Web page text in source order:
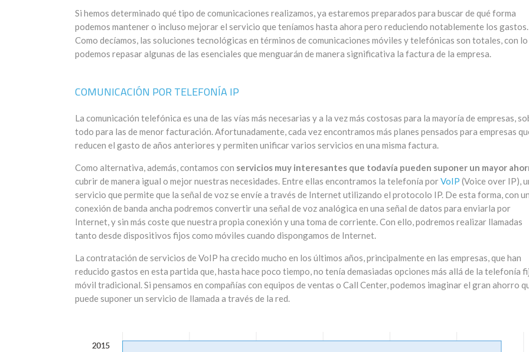
Si hemos determinado qué tipo de comunicaciones realizamos, ya estaremos preparados para buscar de qué forma
podemos mantener o incluso mejorar el servicio que teníamos hasta ahora pero reduciendo notablemente los gastos.
Como decíamos, las soluciones tecnológicas en términos de comunicaciones móviles y telefónicas son totales, con
podemos repasar algunas de las esenciales que menguarán de manera significativa la factura de la empresa.
COMUNICACIÓN POR TELEFONÍA IP
La comunicación telefónica es una de las vías más necesarias y a la vez más costosas para la mayoría de empresas,
todo para las de menor facturación. Afortunadamente, cada vez encontramos más planes pensados para empresas
reducen el gasto de años anteriores y permiten unificar varios servicios en una misma factura.
Como alternativa, además, contamos con servicios muy interesantes que todavía pueden suponer un mayor
cubrir de manera igual o mejor nuestras necesidades. Entre ellas encontramos la telefonía porVoIP (Voice over IP),
servicio que permite que la señal de voz se envíe a través de Internet utilizando el protocolo IP. De esta forma, con
conexión de banda ancha podremos convertir una señal de voz analógica en una señal de datos para enviarla por
Internet, y sin más coste que nuestra propia conexión y una toma de corriente. Con ello, podremos realizar llamadas
tanto desde dispositivos fijos como móviles cuando dispongamos de Internet.
La contratación de servicios de VoIP ha crecido mucho en los últimos años, principalmente en las empresas, que han
reducido gastos en esta partida que, hasta hace poco tiempo, no tenía demasiadas opciones más allá de la telefonía
móvil tradicional. Si pensamos en compañías con equipos de ventas o Call Center, podemos imaginar el gran ahorro
puede suponer un servicio de llamada a través de la red.